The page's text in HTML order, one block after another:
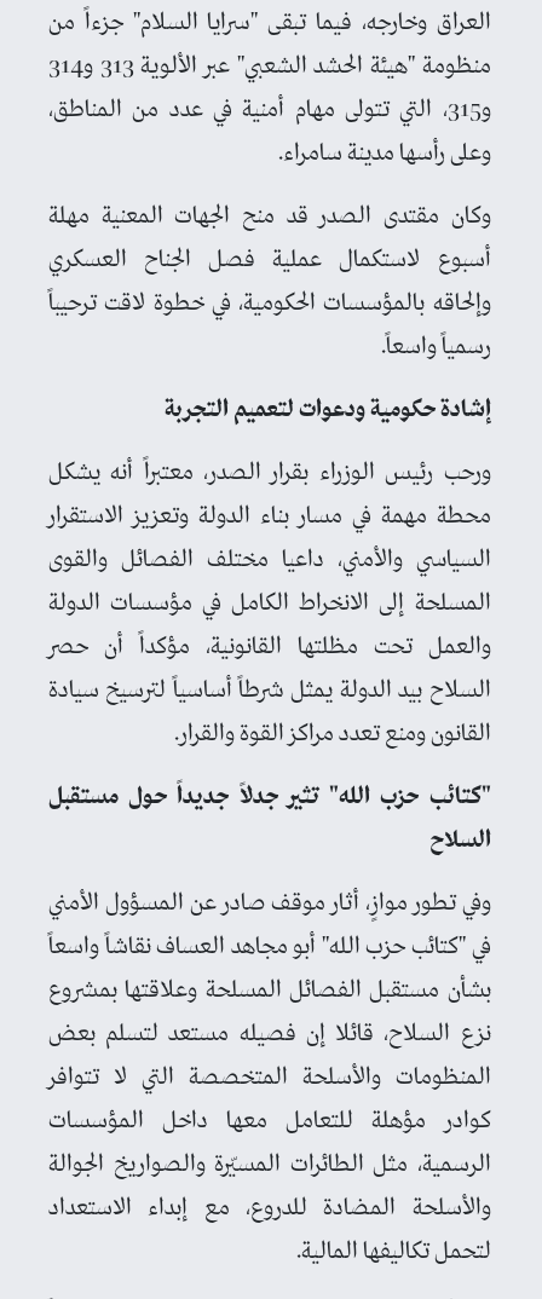
العراق وخارجه، فيما تبقى "سرايا السلام" جزءاً من
منظومة "هيئة الحشد الشعبي" عبر الألوية 313 و314
و315، التي تتولى مهام أمنية في عدد من المناطق،
وعلى رأسها مدينة سامراء.
وكان مقتدى الصدر قد منح الجهات المعنية مهلة
أسبوع لاستكمال عملية فصل الجناح العسكري
وإلحاقه بالمؤسسات الحكومية، في خطوة لاقت ترحيباً
رسمياً واسعاً.
إشادة حكومية ودعوات لتعميم التجربة
ورحب رئيس الوزراء بقرار الصدر، معتبراً أنه يشكل
محطة مهمة في مسار بناء الدولة وتعزيز الاستقرار
السياسي والأمني، داعيا مختلف الفصائل والقوى
المسلحة إلى الانخراط الكامل في مؤسسات الدولة
والعمل تحت مظلتها القانونية، مؤكداً أن حصر
السلاح بيد الدولة يمثل شرطاً أساسياً لترسيخ سيادة
القانون ومنع تعدد مراكز القوة والقرار.
"كتائب حزب الله" تثير جدلاً جديداً حول مستقبل
السلاح
وفي تطور موازٍ، أثار موقف صادر عن المسؤول الأمني
في "كتائب حزب الله" أبو مجاهد العساف نقاشاً واسعاً
بشأن مستقبل الفصائل المسلحة وعلاقتها بمشروع
نزع السلاح، قائلا إن فصيله مستعد لتسلم بعض
المنظومات والأسلحة المتخصصة التي لا تتوافر
كوادر مؤهلة للتعامل معها داخل المؤسسات
الرسمية، مثل الطائرات المسيّرة والصواريخ الجوالة
والأسلحة المضادة للدروع، مع إبداء الاستعداد
لتحمل تكاليفها المالية.